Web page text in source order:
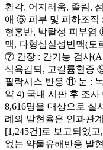
환각, 어지러움, 졸림,
애 ⑤ 피부 및 피하조직
형홍반, 박탈성 피부염
맥, 다형심실성빈맥(토
⑦ 간장 : 간기능 검사
식욕감퇴, 고칼륨혈증
필락시스 반응 ⑪ 눈 :
약 4) 국내 시판 후 조
8,616명을 대상으로 실
례의 발현율은 인과관
[1,245건]로 보고되었
없는 약물유해반응 발